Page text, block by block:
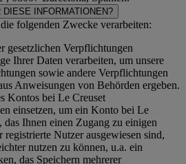
INFORMATIONEN?
folgenden Zwecke verarbeiten:
gesetzlichen Verpflichtungen
Ihrer Daten verarbeiten, um unsere
sowie andere Verpflichtungen
Anweisungen von Behörden ergeben.
Kontos bei Le Creuset
einsetzen, um ein Konto bei Le
das Ihnen einen Zugang zu einigen
Nutzer ausgewiesen sind,
nutzen zu können, u.a. ein
das Speichern mehrerer